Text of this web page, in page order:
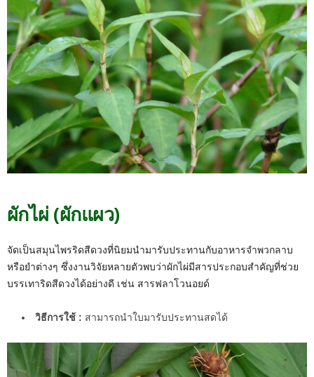
ผักไผ่ (ผักแผว)
จัดเป็นสมุนไพรริดสีดวงที่นิยมนำมารับประทานกับอาหารจำพวกลาบ
หรือยำต่างๆ ซึ่งงานวิจัยหลายตัวพบว่าผักไผ่มีสารประกอบสำคัญที่ช่วย
บรรเทาริดสีดวงได้อย่างดี เช่น สารฟลาโวนอยด์
วิธีการใช้ : สามารถนำใบมารับประทานสดได้